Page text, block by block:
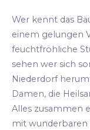
Wer kennt das
einem gelungen
feuchtfröhliche
sehen wer sich
Niederdorf
Damen, die
Alles zusammen
mit wunderbaren